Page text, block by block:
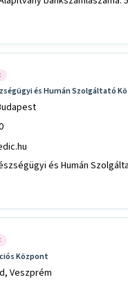
és Humán Szolgáltató
és Humán
Központ
Veszprém